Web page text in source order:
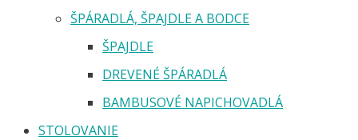
ŠPÁRADLÁ, ŠPAJDLE A BODCE
ŠPAJDLE
DREVENÉ ŠPÁRADLÁ
BAMBUSOVÉ NAPICHOVADLÁ
STOLOVANIE